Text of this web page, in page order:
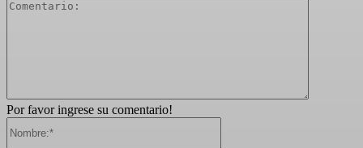
Por favor ingrese su comentario!